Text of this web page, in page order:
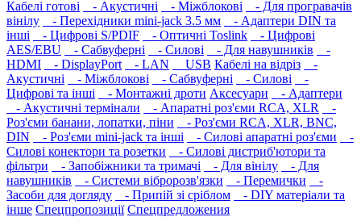
Кабелі готові
- Акустичні - Міжблокові
- Для програвачів
вінілу
- Перехідники mini-jack 3.5 мм
- Адаптери DIN та
інші
- Цифрові S/PDIF - Оптичні Toslink
- Цифрові
AES/EBU
- Сабвуферні - Силові - Для навушників‎
-
HDMI
- DisplayPort - LAN USB Кабелі на відріз
-
Акустичні
- Міжблокові - Сабвуферні - Силові
-
Цифрові та інші
- Монтажні дроти Аксесуари
- Адаптери
- Акустичні термінали
- Апаратні роз'єми RCA, XLR
-
Роз'єми банани, лопатки, піни
- Роз'єми RCA, XLR, BNC,
DIN
- Роз'єми mini-jack та інші - Силові апаратні роз'єми
-
Силові конектори та розетки
- Силові дистриб'ютори та
фільтри
- Запобіжники та тримачі - Для вінілу
- Для
навушників‎
- Системи вібророзв'язки - Перемички
-
Засоби для догляду
- Припій зі сріблом
- DIY матеріали та
інше Спецпропозиції Спецпредложения